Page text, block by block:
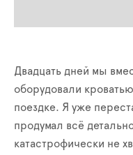
Двадцать дней мы
оборудовали
поездке. Я уже
продумал всё
катастрофически не